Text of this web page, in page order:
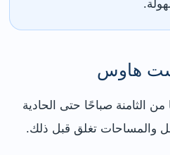
هاوس
من الثامنة صباحًا حتى الحادية
والمساحات تغلق قبل ذلك.